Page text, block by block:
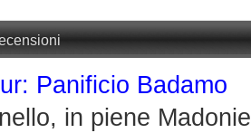
Panificio Badamo
in piene